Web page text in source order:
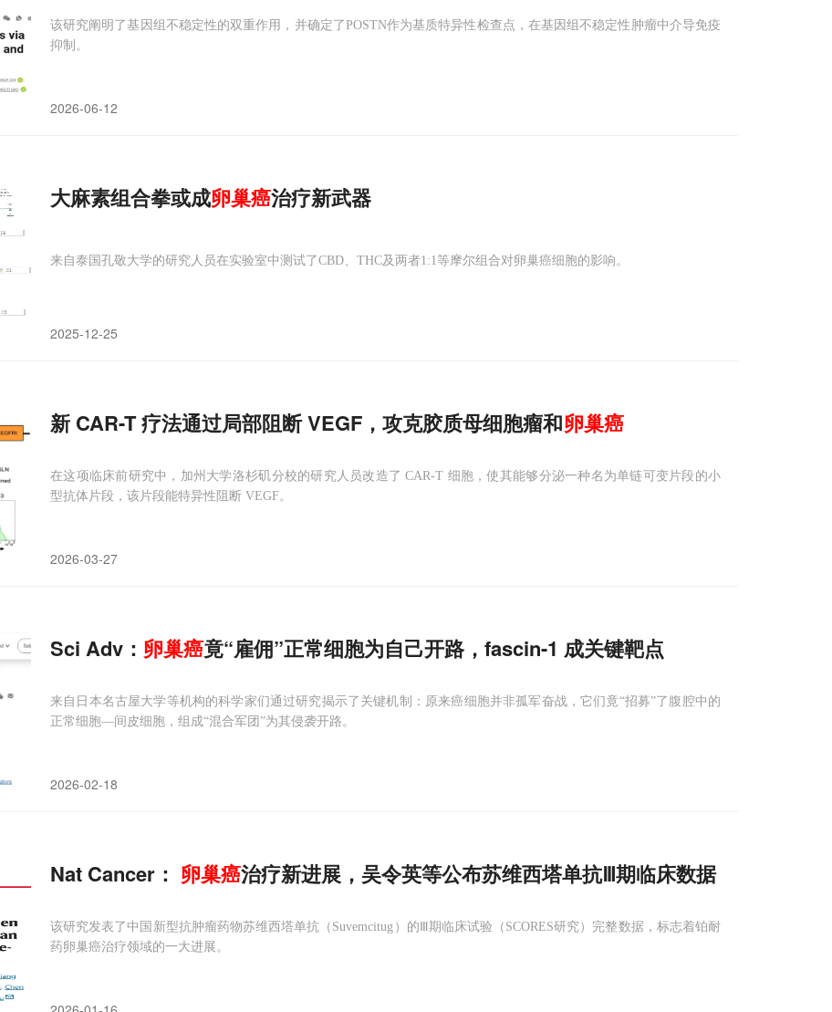
该研究阐明了基因组不稳定性的双重作用，并确定了POSTN作为基质特异性检查点，在基因组不稳定性肿瘤中介导免疫
抑制。
2026-06-12
大麻素组合拳或成卵巢癌治疗新武器
来自泰国孔敬大学的研究人员在实验室中测试了CBD、THC及两者1:1等摩尔组合对卵巢癌细胞的影响。
2025-12-25
新 CAR-T 疗法通过局部阻断 VEGF，攻克胶质母细胞瘤和卵巢癌
在这项临床前研究中，加州大学洛杉矶分校的研究人员改造了 CAR-T 细胞，使其能够分泌一种名为单链可变片段的小
型抗体片段，该片段能特异性阻断 VEGF。
2026-03-27
Sci Adv： 卵巢癌竟“雇佣”正常细胞为自己开路，fascin-1 成关键靶点
来自日本名古屋大学等机构的科学家们通过研究揭示了关键机制：原来癌细胞并非孤军奋战，它们竟“招募”了腹腔中的
正常细胞—间皮细胞，组成“混合军团”为其侵袭开路。
2026-02-18
Nat Cancer： 卵巢癌治疗新进展，吴令英等公布苏维西塔单抗Ⅲ期临床数据
该研究发表了中国新型抗肿瘤药物苏维西塔单抗（Suvemcitug）的Ⅲ期临床试验（SCORES研究）完整数据，标志着铂耐
药卵巢癌治疗领域的一大进展。